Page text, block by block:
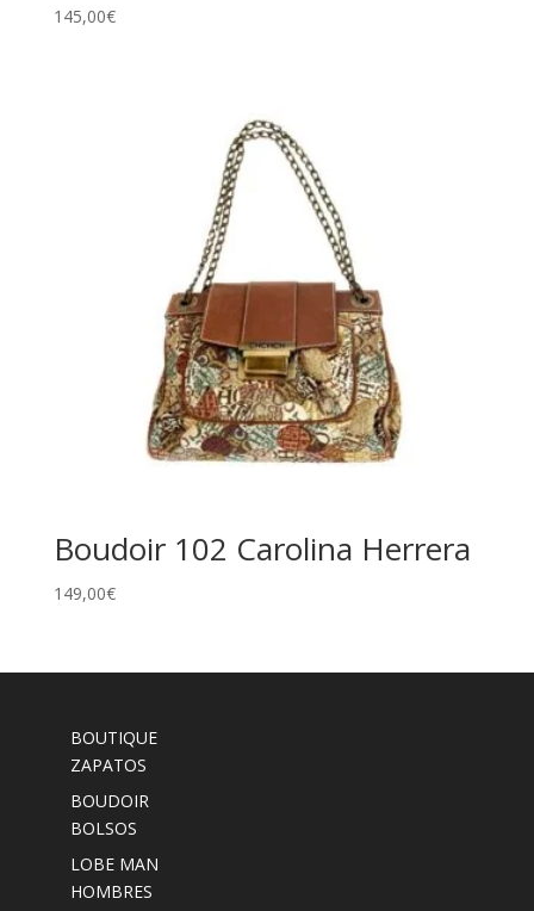
145,00€
Boudoir 102 Carolina Herrera
149,00€
BOUTIQUE
ZAPATOS
BOUDOIR
BOLSOS
LOBE MAN
HOMBRES